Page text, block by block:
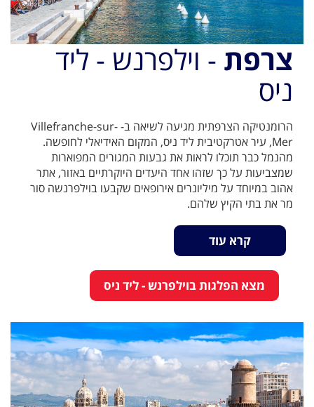
צרפת - וילפרנש - ליד
ניס
הרומנטיקה הצרפתית מגיעה לשיאה ב- Villefranche-sur-
Mer, עיר אטרקטיבית ליד ניס, המקום האידיאלי לחופשה.
מהנמל כבר תוכלו לראות את גבעות המגורים המפוארות
שמצביעות על כך שזהו אחד היעדים היוקרתיים באזור, אתר
אהוב במיוחד על מיליונרים אירופאים שקבעו בוילפרנשה סור
מר את בתי הקיץ שלהם.
קרא עוד
מצא הפלגות בוילפרנש - ליד ניס